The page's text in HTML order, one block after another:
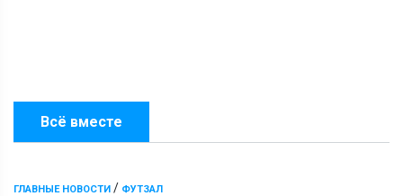
Всё вместе
ГЛАВНЫЕ НОВОСТИ / ФУТЗАЛ